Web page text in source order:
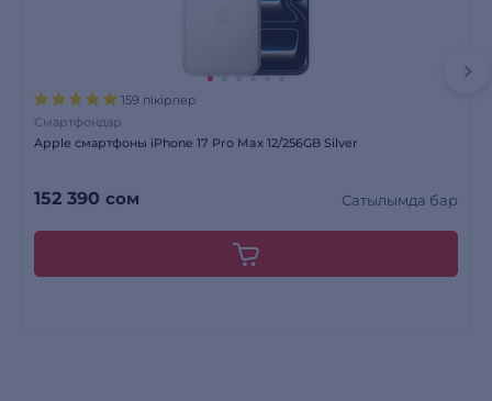
159 пікірлер
Смартфондар
Apple смартфоны iPhone 17 Pro Max 12/256GB Silver
152 390 сом Сатылымда бар